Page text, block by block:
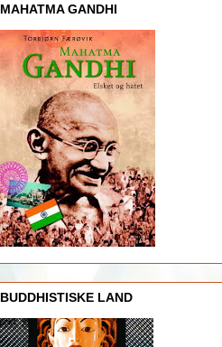
MAHATMA GANDHI
BUDDHISTISKE LAND